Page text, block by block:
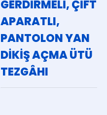
GERDİRMELİ, ÇİFT
APARATLI,
PANTOLON YAN
DİKİŞ AÇMA ÜTÜ
TEZGÂHI